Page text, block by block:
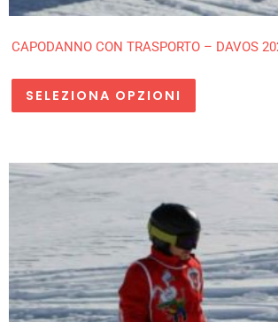
CAPODANNO CON TRASPORTO – DAVOS
SELEZIONA OPZIONI